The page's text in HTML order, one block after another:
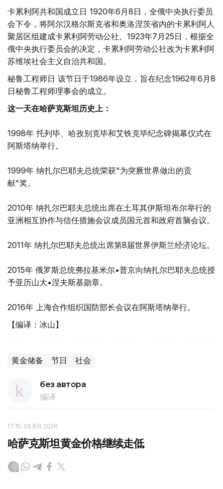
卡累利阿共和国成立日 1920年6月8日，全俄中央执行委员
会下令，将阿尔汉格尔斯克省和奥洛涅茨省内的卡累利阿人
聚居区组建成卡累利阿劳动公社。1923年7月25日，根据全
俄中央执行委员会的决定，卡累利阿劳动公社改为卡累利阿
苏维埃社会主义自治共和国。
秘鲁工程师日 该节日于1986年设立，旨在纪念1962年6月8
日秘鲁工程师理事会的成立。
这一天在哈萨克斯坦历史上：
1998年 托列毕、哈孜别克毕和艾铁克毕纪念碑揭幕仪式在
阿斯塔纳举行。
1999年 纳扎尔巴耶夫总统荣获"为突厥世界做出的贡
献"奖。
2010年 纳扎尔巴耶夫总统出席在土耳其伊斯坦布尔举行的
亚洲相互协作与信任措施会议成员国元首和政府首脑会议。
2011年 纳扎尔巴耶夫总统出席第8届世界伊斯兰经济论坛。
2015年 俄罗斯总统弗拉基米尔•普京向纳扎尔巴耶夫总统授
予亚历山大•涅夫斯基勋章。
2016年 上海合作组织国防部长会议在阿斯塔纳举行。
【编译：冰山】
黄金储备 节日 社会
без автора
编译
17:15, 06 8月 2026
哈萨克斯坦黄金价格继续走低